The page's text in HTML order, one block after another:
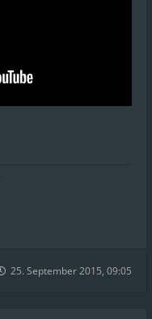
25. September 2015, 09:05